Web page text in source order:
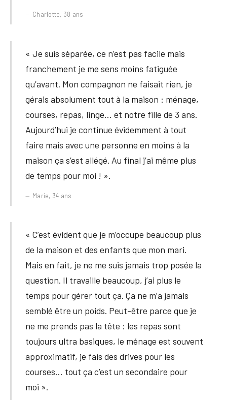
Charlotte, 38 ans
« Je suis séparée, ce n’est pas facile mais
franchement je me sens moins fatiguée
qu’avant. Mon compagnon ne faisait rien, je
gérais absolument tout à la maison : ménage,
courses, repas, linge… et notre fille de 3 ans.
Aujourd’hui je continue évidemment à tout
faire mais avec une personne en moins à la
maison ça s’est allégé. Au final j’ai même plus
de temps pour moi ! ».
Marie, 34 ans
« C’est évident que je m’occupe beaucoup plus
de la maison et des enfants que mon mari.
Mais en fait, je ne me suis jamais trop posée la
question. Il travaille beaucoup, j’ai plus le
temps pour gérer tout ça. Ça ne m’a jamais
semblé être un poids. Peut-être parce que je
ne me prends pas la tête : les repas sont
toujours ultra basiques, le ménage est souvent
approximatif, je fais des drives pour les
courses… tout ça c’est un secondaire pour
moi ».